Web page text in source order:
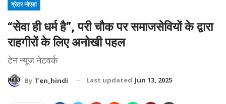
ग्रेटर नोएडा
“सेवा ही धर्म है”, परी चौक पर समाजसेवियों के द्वारा
राहगीरों के लिए अनोखी पहल
टेन न्यूज नेटवर्क
By Ten_hindi Last updated Jun 13, 2025